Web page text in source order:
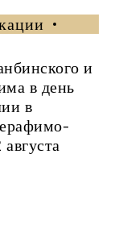
и
в день
в